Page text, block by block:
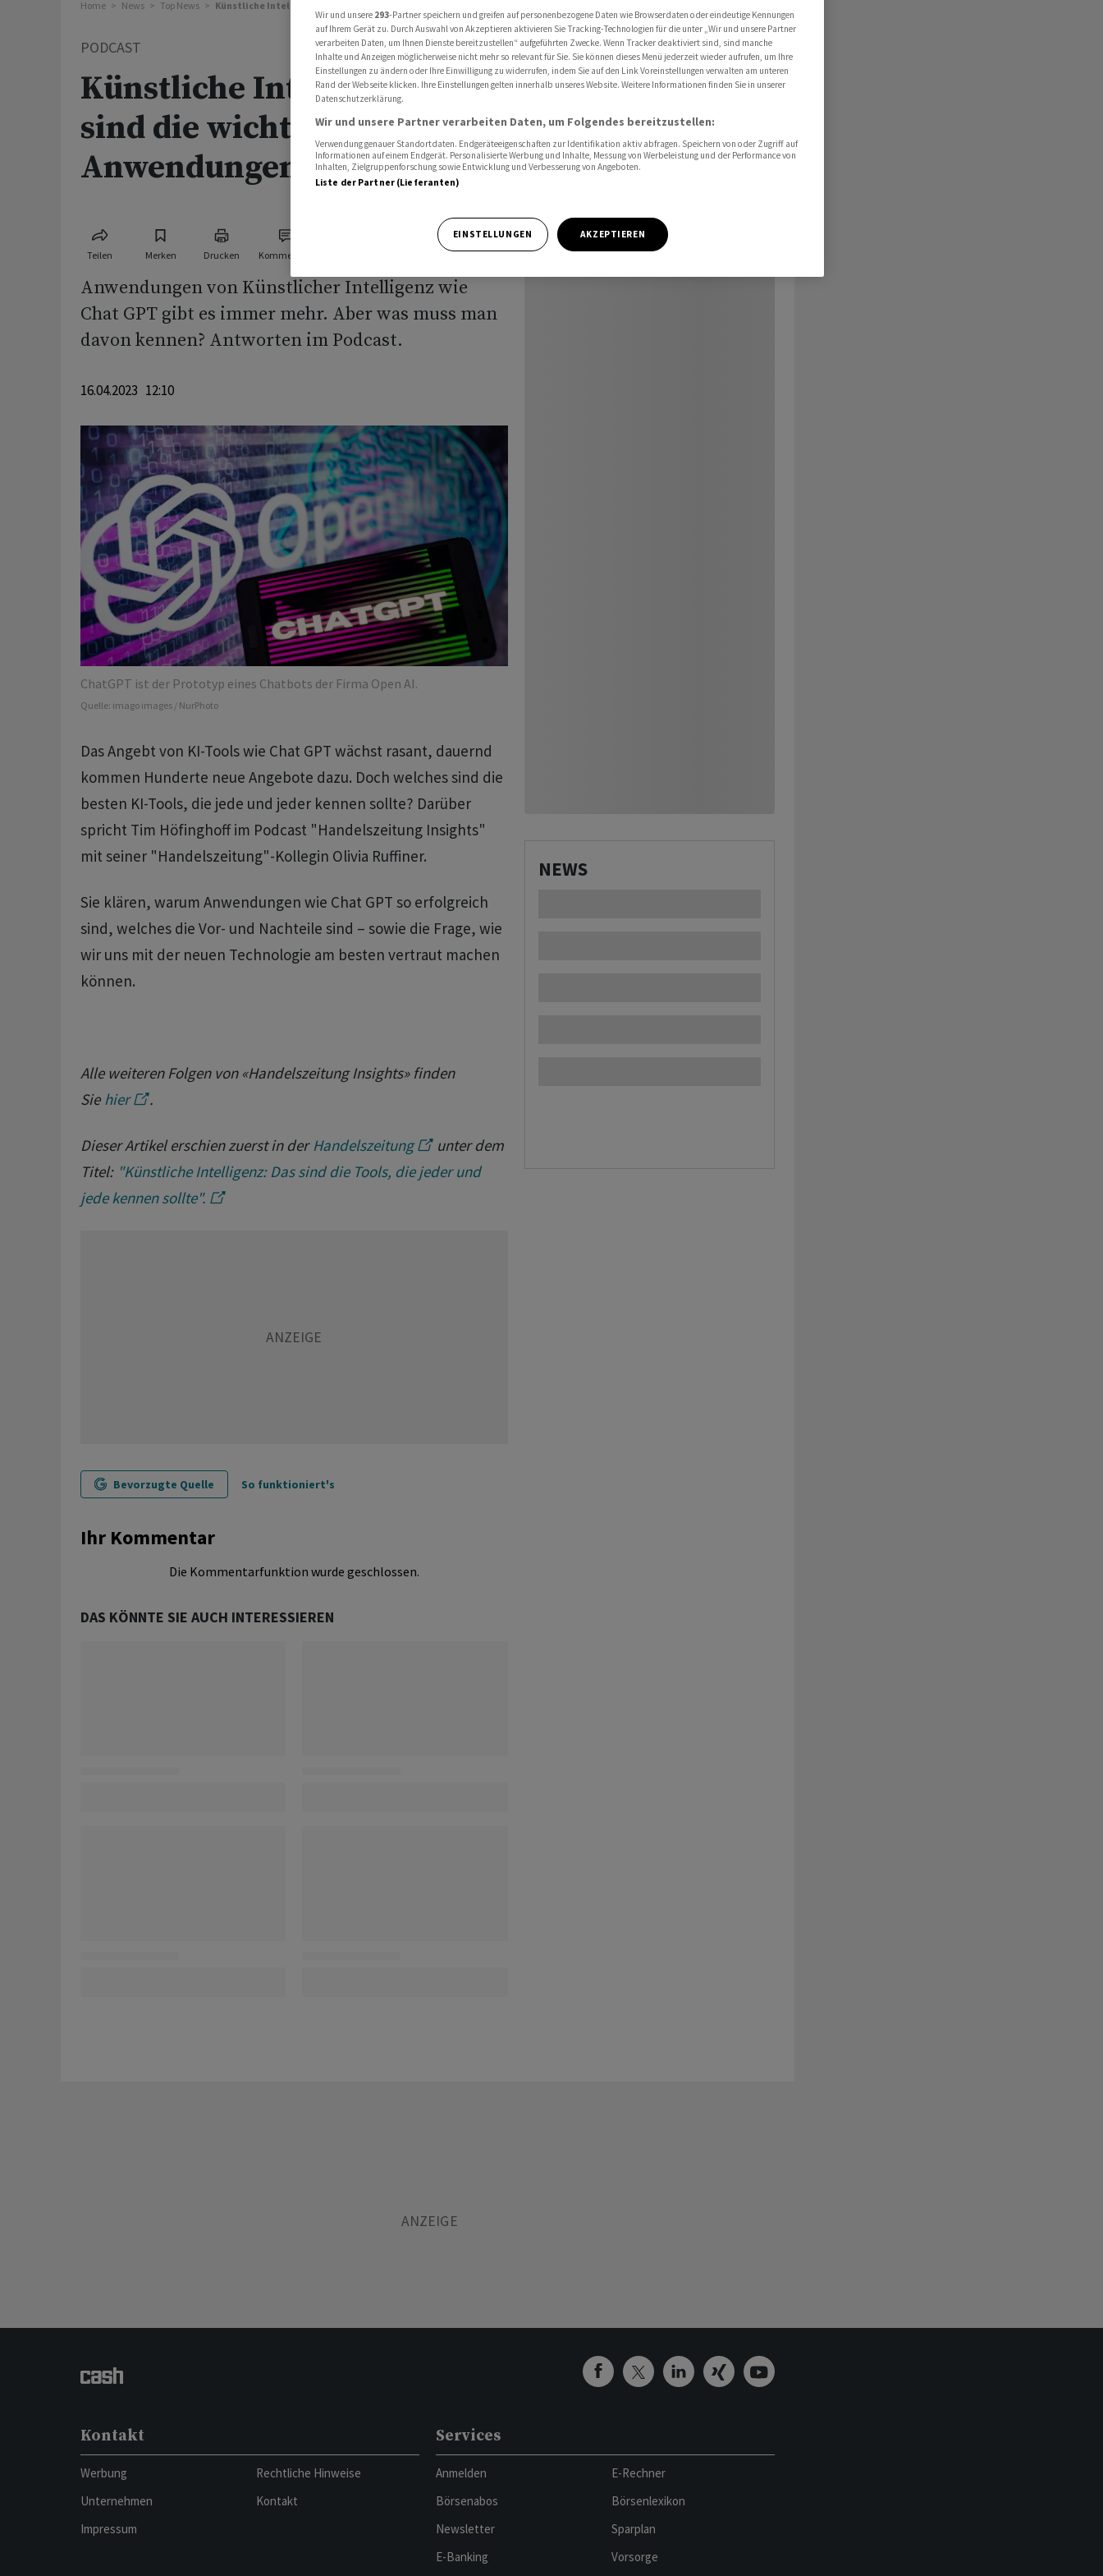
Home News Top News Künstliche Intelligenz: Das sind die wichtigsten Tools
PODCAST
Künstliche Intelligenz: Das
sind die wichtigsten
Anwendungen
Teilen Merken Drucken Kommentare
Anwendungen von Künstlicher Intelligenz wie
Chat GPT gibt es immer mehr. Aber was muss man
davon kennen? Antworten im Podcast.
16.04.2023 12:10
ChatGPT ist der Prototyp eines Chatbots der Firma Open AI.
Quelle: imago images / NurPhoto
Das Angebt von KI-Tools wie Chat GPT wächst rasant, dauernd
kommen Hunderte neue Angebote dazu. Doch welches sind die
besten KI-Tools, die jede und jeder kennen sollte? Darüber
spricht Tim Höfinghoff im Podcast "Handelszeitung Insights"
mit seiner "Handelszeitung"-Kollegin Olivia Ruffiner.
Sie klären, warum Anwendungen wie Chat GPT so erfolgreich
sind, welches die Vor- und Nachteile sind – sowie die Frage, wie
wir uns mit der neuen Technologie am besten vertraut machen
können.
Alle weiteren Folgen von «Handelszeitung Insights» finden
Sie hier .
Dieser Artikel erschien zuerst in der Handelszeitung
unter dem
Titel: "Künstliche Intelligenz: Das sind die Tools, die jeder und
jede kennen sollte".
Bevorzugte Quelle So funktioniert's
Ihr Kommentar
Die Kommentarfunktion wurde geschlossen.
DAS KÖNNTE SIE AUCH INTERESSIEREN
NEWS
Kontakt
Werbung
Unternehmen
Impressum
Rechtliche Hinweise
Kontakt
Services
Anmelden
Börsenabos
Newsletter
E-Banking
E-Rechner
Börsenlexikon
Sparplan
Vorsorge
Wir und unsere 293-Partner speichern und greifen auf personenbezogene Daten wie Browserdaten oder eindeutige Kennungen
auf Ihrem Gerät zu. Durch Auswahl von Akzeptieren aktivieren Sie Tracking-Technologien für die unter „Wir und unsere Partner
verarbeiten Daten, um Ihnen Dienste bereitzustellen“ aufgeführten Zwecke. Wenn Tracker deaktiviert sind, sind manche
Inhalte und Anzeigen möglicherweise nicht mehr so relevant für Sie. Sie können dieses Menü jederzeit wieder aufrufen, um Ihre
Einstellungen zu ändern oder Ihre Einwilligung zu widerrufen, indem Sie auf den Link Voreinstellungen verwalten am unteren
Rand der Webseite klicken. Ihre Einstellungen gelten innerhalb unseres Website. Weitere Informationen finden Sie in unserer
Datenschutzerklärung.
Wir und unsere Partner verarbeiten Daten, um Folgendes bereitzustellen:
Verwendung genauer Standortdaten. Endgeräteeigenschaften zur Identifikation aktiv abfragen. Speichern von oder Zugriff auf
Informationen auf einem Endgerät. Personalisierte Werbung und Inhalte, Messung von Werbeleistung und der Performance von
Inhalten, Zielgruppenforschung sowie Entwicklung und Verbesserung von Angeboten.
Liste der Partner (Lieferanten)
EINSTELLUNGEN AKZEPTIEREN